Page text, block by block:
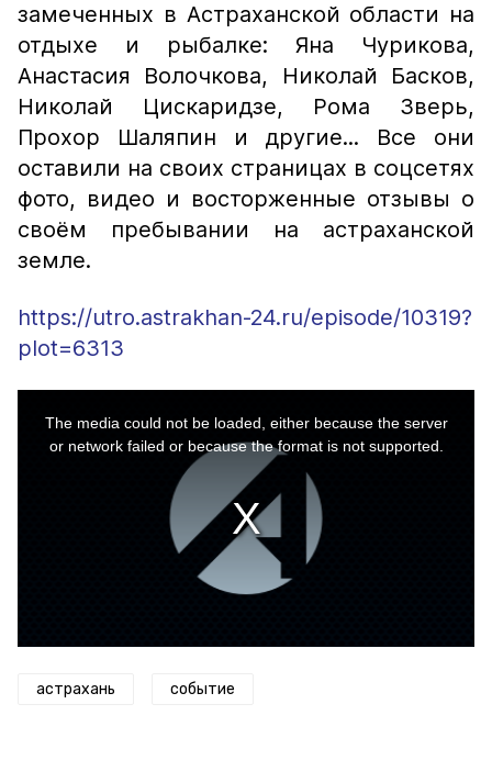
замеченных в Астраханской области на
отдыхе и рыбалке: Яна Чурикова,
Анастасия Волочкова, Николай Басков,
Николай Цискаридзе, Рома Зверь,
Прохор Шаляпин и другие... Все они
оставили на своих страницах в соцсетях
фото, видео и восторженные отзывы о
своём пребывании на астраханской
земле.
https://utro.astrakhan-24.ru/episode/10319?
plot=6313
The media could not be loaded, either because the server
or network failed or because the format is not supported.
астрахань событие